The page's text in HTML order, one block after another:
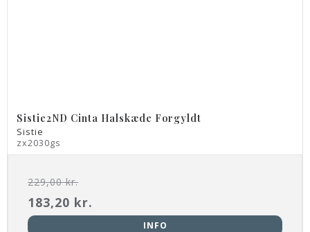
Sistie2ND Cinta Halskæde Forgyldt
Sistie
zx2030gs
229,00 kr.
183,20 kr.
INFO